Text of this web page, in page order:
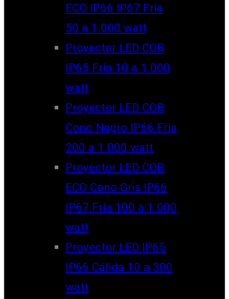
ECO IP66 IP67 Fría
50 a 1.000 watt
Proyector LED COB
IP65 Fría 10 a 1.000
watt
Proyector LED COB
Cono Negro IP66 Fría
200 a 1.000 watt
Proyector LED COB
ECO Cono Gris IP66
IP67 Fría 100 a 1.000
watt
Proyector LED IP65
IP66 Cálida 10 a 300
watt